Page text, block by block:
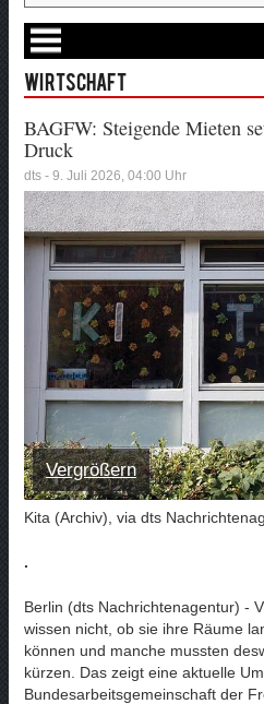
Wirtschaft
BAGFW: Steigende Mieten
Druck
dts - 9. Juli 2026, 04:00 Uhr
Vergrößern
Kita (Archiv), via dts
.
Berlin (dts Nachrichtenagentur) -
wissen nicht, ob sie ihre Räume
können und manche mussten
kürzen. Das zeigt eine aktuelle
Bundesarbeitsgemeinschaft der